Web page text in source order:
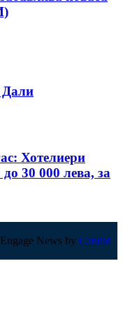
Дали
Хотелиери
30 000 лева, за
News by Candid